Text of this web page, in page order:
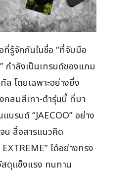
ที่รู้จักกันในชื่อ “ที่จับมือ
กำลังเป็นเทรนด์ของแถม
ล โดยเฉพาะอย่างยิ่ง
กลมสีเทา-ดำรุ่นนี้ ที่มา
บรนด์ “JAECOO” อย่าง
น สื่อสารแนวคิด
ได้อย่างทรง
ดุแข็งแรง ทนทาน